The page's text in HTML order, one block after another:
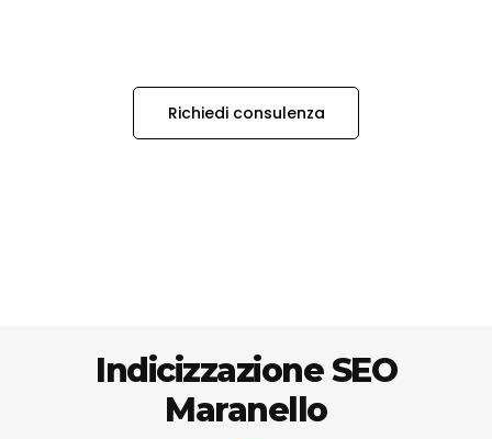
Richiedi consulenza
Indicizzazione SEO
Maranello